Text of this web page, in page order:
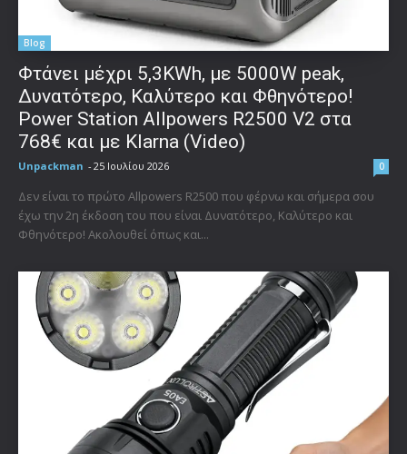
Blog
Φτάνει μέχρι 5,3KWh, με 5000W peak,
Δυνατότερο, Καλύτερο και Φθηνότερο!
Power Station Allpowers R2500 V2 στα
768€ και με Klarna (Video)
Unpackman - 25 Ιουλίου 2026 0
Δεν είναι το πρώτο Allpowers R2500 που φέρνω και σήμερα σου
έχω την 2η έκδοση του που είναι Δυνατότερο, Καλύτερο και
Φθηνότερο! Ακολουθεί όπως και...